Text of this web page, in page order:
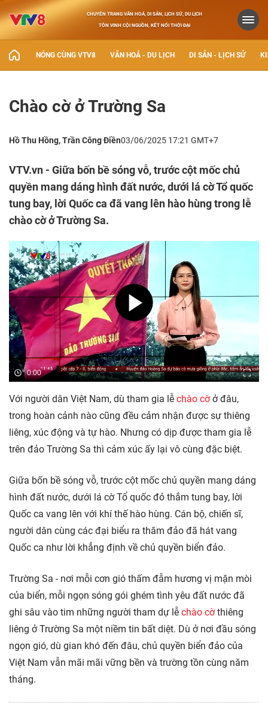
CHUYÊN TRANG VĂN HOÁ, DI SẢN, LỊCH SỬ, DU LỊCH
TÔN VINH CỘI NGUỒN, KẾT NỐI THỜI ĐẠI
NÓNG CÙNG VTV8 VĂN HOÁ - DU LỊCH DI SẢN - LỊCH SỬ
Chào cờ ở Trường Sa
Hồ Thu Hồng, Trần Công Điền03/06/2025 17:21 GMT+7
VTV.vn - Giữa bốn bề sóng vỗ, trước cột mốc chủ
quyền mang dáng hình đất nước, dưới lá cờ Tổ quốc
tung bay, lời Quốc ca đã vang lên hào hùng trong lễ
chào cờ ở Trường Sa.
0:00
Với người dân Việt Nam, dù tham gia lễ chào cờở đâu,
trong hoàn cảnh nào cũng đều cảm nhận được sự thiêng
liêng, xúc động và tự hào. Nhưng có dịp được tham gia lễ
trên đảo Trường Sa thì cảm xúc ấy lại vô cùng đặc biệt.
Giữa bốn bề sóng vỗ, trước cột mốc chủ quyền mang dáng
hình đất nước, dưới lá cờ Tổ quốc đỏ thắm tung bay, lời
Quốc ca vang lên với khí thế hào hùng. Cán bộ, chiến sĩ,
người dân cùng các đại biểu ra thăm đảo đã hát vang
Quốc ca như lời khẳng định về chủ quyền biển đảo.
Trường Sa - nơi mỗi cơn gió thấm đẫm hương vị mặn mòi
của biển, mỗi ngọn sóng gói ghém tình yêu đất nước đã
ghi sâu vào tim những người tham dự lễ chào cờthiêng
liêng ở Trường Sa một niềm tin bất diệt. Dù ở nơi đầu sóng
ngọn gió, dù gian khó đến đâu, chủ quyền biển đảo của
Việt Nam vẫn mãi mãi vững bền và trường tồn cùng năm
tháng.